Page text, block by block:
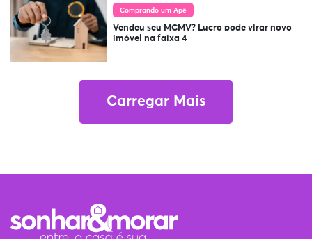
Comprando um Apê
Vendeu seu MCMV? Lucro pode virar novo
imóvel na faixa 4
Carregar Mais